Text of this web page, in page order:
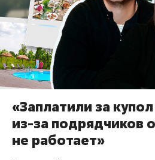
«Заплатили за
из-за подрядчиков
не работает»